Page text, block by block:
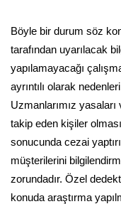
Böyle bir durum söz
tarafından uyarılacak
yapılamayacağı
ayrıntılı olarak
Uzmanlarımız
takip eden kişiler
sonucunda cezai
müşterilerini
zorundadır. Özel
konuda araştırma